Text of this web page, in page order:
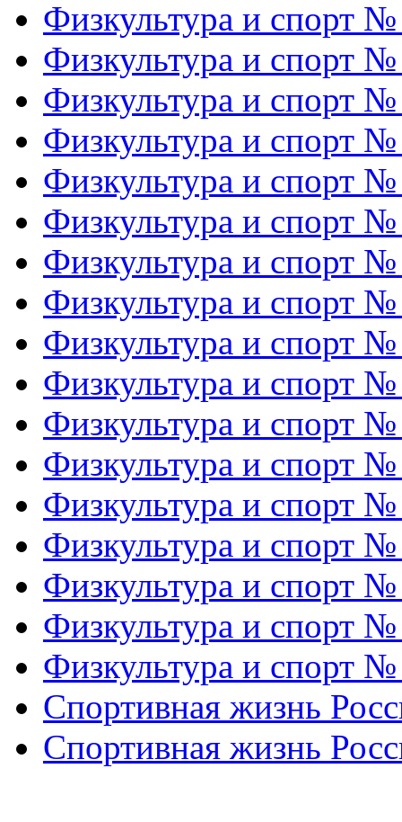
Физкультура и спорт
Физкультура и спорт
Физкультура и спорт
Физкультура и спорт
Физкультура и спорт
Физкультура и спорт
Физкультура и спорт
Физкультура и спорт
Физкультура и спорт
Физкультура и спорт
Физкультура и спорт
Физкультура и спорт
Физкультура и спорт
Физкультура и спорт
Физкультура и спорт
Физкультура и спорт
Физкультура и спорт
Спортивная жизнь
Спортивная жизнь